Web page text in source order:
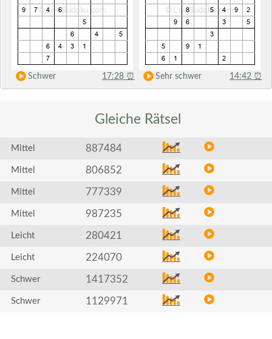
Schwer 17:28 ⏰ Sehr schwer 14:42 ⏰
Gleiche Rätsel
Mittel 887484
Mittel 806852
Mittel 777339
Mittel 987235
Leicht 280421
Leicht 224070
Schwer 1417352
Schwer 1129971